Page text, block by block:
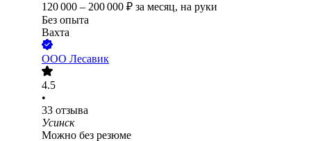
120 000 – 200 000 ₽ за месяц, на руки
Без опыта
Вахта
ООО Лесавик
4.5
•
33 отзыва
Усинск
Можно без резюме